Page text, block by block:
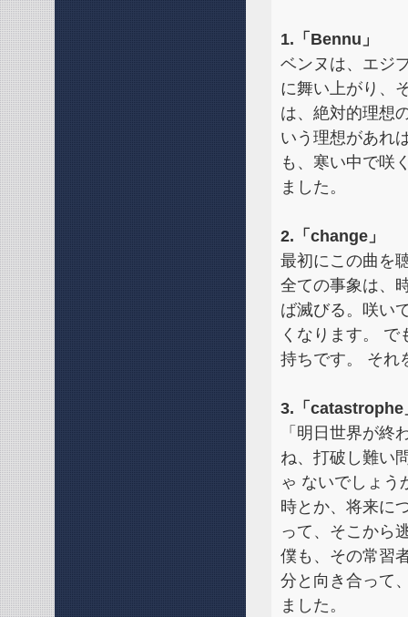
1.「Bennu」
ベンヌは、エジ
に舞い上がり、
は、絶対的理想
いう理想があれ
も、寒い中で咲
ました。
2.「change」
最初にこの曲を
全ての事象は、
ば滅びる。咲い
くなります。
持ちです。 それ
3.「catastrophe
「明日世界が
ね、打破し難い
ゃ ないでしょう
時とか、将来に
って、そこから
僕も、その常習
分と向き合って
ました。